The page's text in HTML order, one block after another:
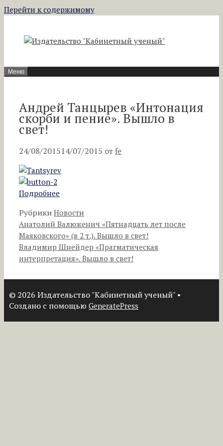
Перейти к содержимому
Меню
Андрей Танцырев «Интонация
скорби и пение». Вышло в
свет!
24/08/201514/07/2015 от fe
Подробнее
Рубрики Новости
Анатолий Валюженич «Пятнадцать лет после
Маяковского» (в 2 т.). Вышло в свет!
Владимир Шнейдер «Прагматическая
интерпретация». Вышло в свет!
© 2026 Издательство "Кабинетный ученый" •
Создано с помощью GeneratePress